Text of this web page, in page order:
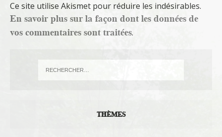
Ce site utilise Akismet pour réduire les indésirables.
En savoir plus sur la façon dont les données de
vos commentaires sont traitées.
THÈMES